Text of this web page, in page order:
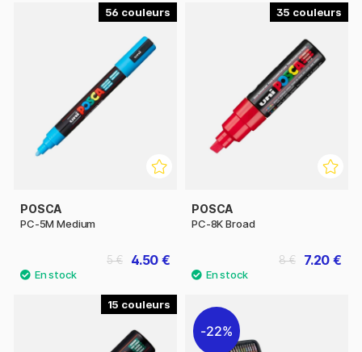
56
POSCA
PC-5M Medium
4.50 €
5 €
35
POSCA
PC-8K Broad
7.20 €
8 €
15
22%